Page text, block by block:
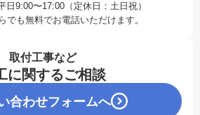
日9:00〜17:00（定休日：土日祝）
でも無料でお電話いただけます。
取付工事など
に関するご相談
合わせフォームへ